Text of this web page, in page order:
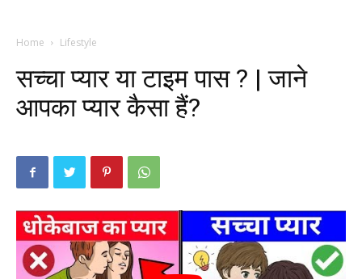
Home Lifestyle
सच्चा प्यार या टाइम पास ? | जाने
आपका प्यार कैसा हैं?